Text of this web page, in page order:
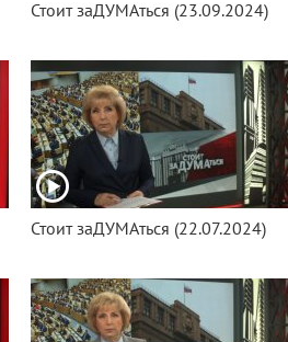
Стоит заДУМАться (23.09.2024)
Стоит заДУМАться (22.07.2024)